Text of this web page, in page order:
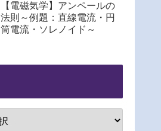
【電磁気学】アンペールの
法則～例題：直線電流・円
筒電流・ソレノイド～